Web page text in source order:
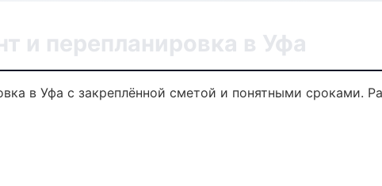
и перепланировка в Уфа
в Уфа с закреплённой сметой и понятными сроками.